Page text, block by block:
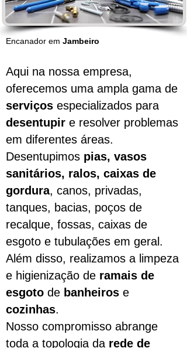
Encanador em Jambeiro
Aqui na nossa empresa,
oferecemos uma ampla gama de
serviços especializados para
desentupir e resolver problemas
em diferentes áreas.
Desentupimos pias, vasos
sanitários, ralos, caixas de
gordura, canos, privadas,
tanques, bacias, poços de
recalque, fossas, caixas de
esgoto e tubulações em geral.
Além disso, realizamos a limpeza
e higienização de ramais de
esgoto de banheiros e
cozinhas.
Nosso compromisso abrange
toda a topologia da rede de